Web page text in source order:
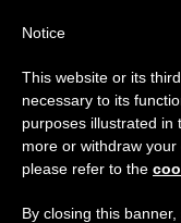
DICASTERI,PAPI
Notice
This website or its
necessary to its
purposes illustrated in
more or withdraw
please refer to the
By closing this